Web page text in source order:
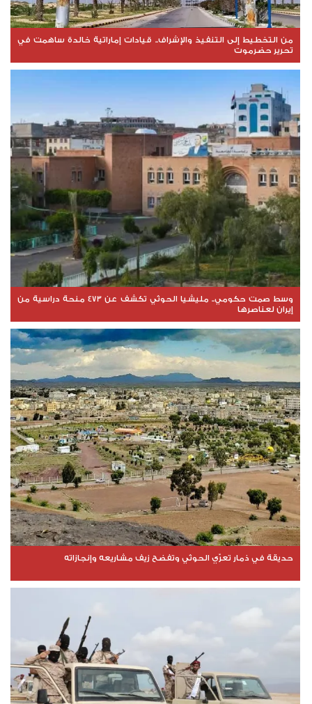
من التخطيط إلى التنفيذ والإشراف.. قيادات إماراتية خالدة ساهمت في
تحرير حضرموت
وسط صمت حكومي.. مليشيا الحوثي تكشف عن 473 منحة دراسية من
إيران لعناصرها
حديقة في ذمار تعرّي الحوثي وتفضح زيف مشاريعه وإنجازاته